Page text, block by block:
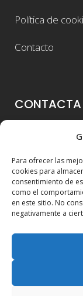
Para ofrecer las
cookies para
consentimiento de
como el
en este sitio. No
negativamente a
Política de
Contacto
Colegio
46021 Valencia
96 339 36 00